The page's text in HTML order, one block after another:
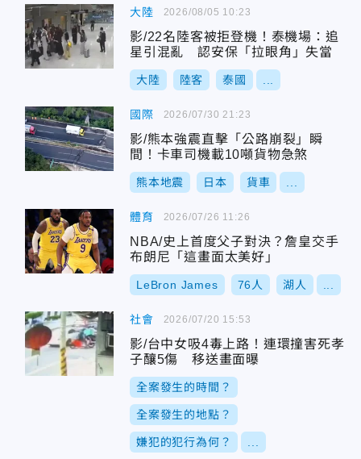
大陸
影/22名陸客被拒登機！泰機場：追
星引混亂 認安保「拉眼角」失當
大陸 陸客 泰國
2026/08/05 10:23
國際
影/熊本強震直擊「公路崩裂」瞬
間！卡車司機載10噸貨物急煞
熊本地震 日本 貨車
2026/07/30 21:23
體育
NBA/史上首度父子對決？詹皇交手
布朗尼「這畫面太美好」
LeBron James 76人 湖人
2026/07/26 11:26
社會
影/台中女吸4毒上路！連環撞害死孝
子釀5傷 移送畫面曝
全案發生的時間？
全案發生的地點？
嫌犯的犯行為何？
2026/07/20 15:53